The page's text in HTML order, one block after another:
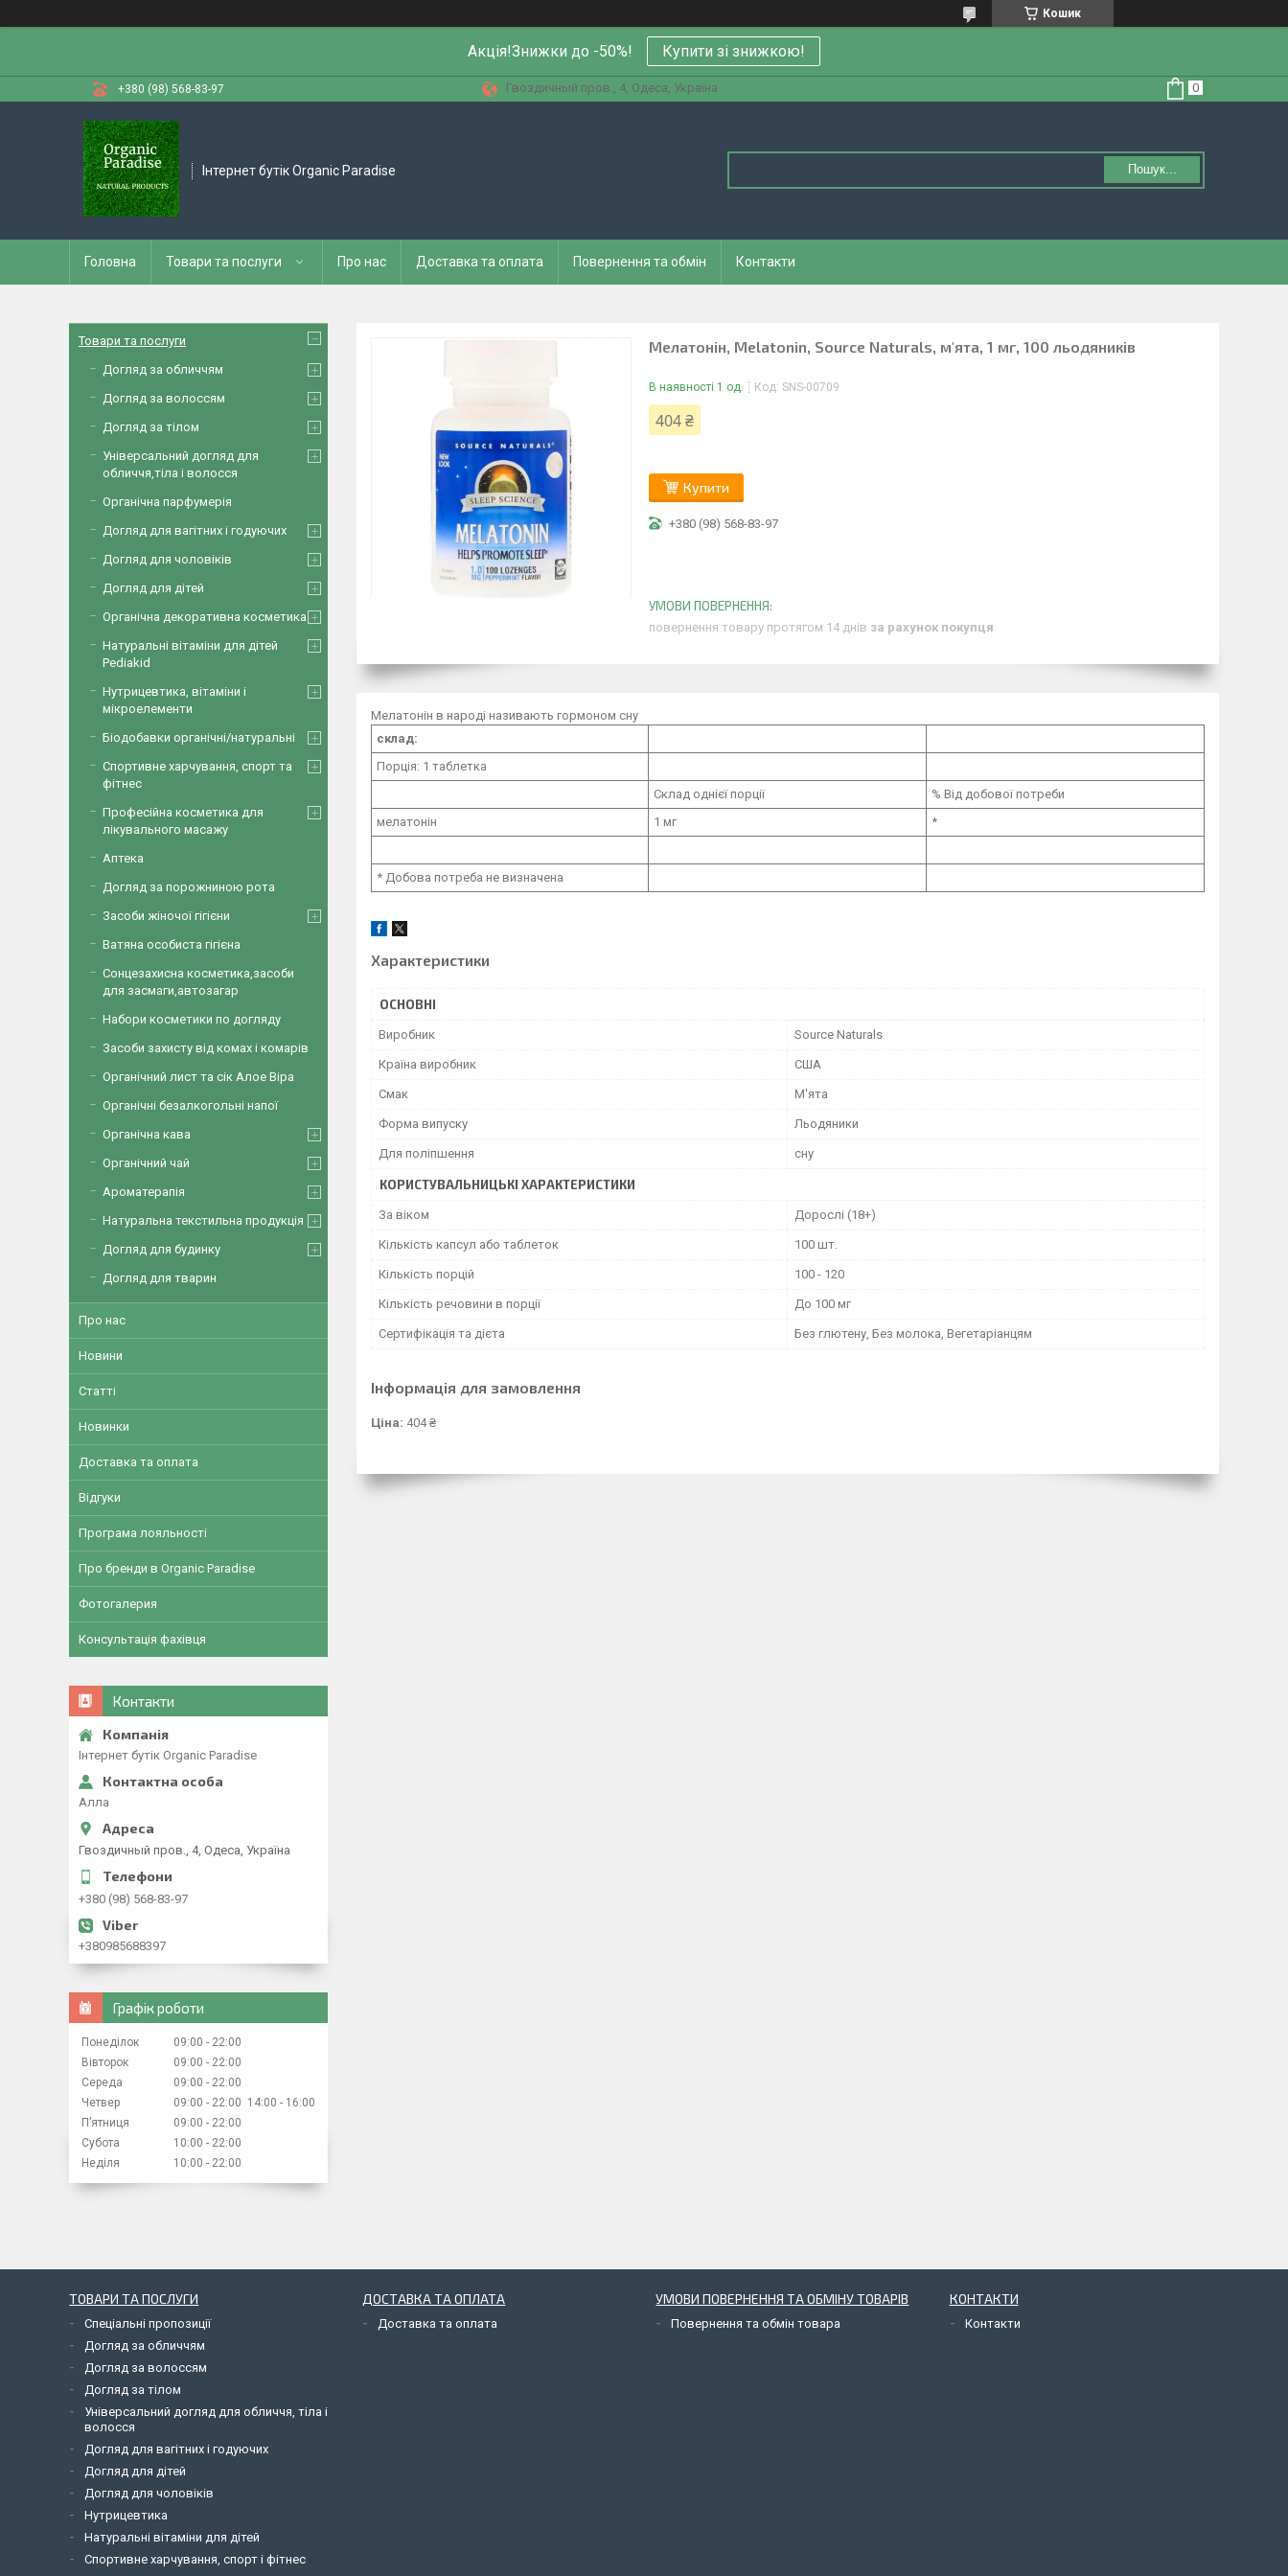
Кошик
Акція!Знижки до -50%! Купити зi знижкою!
+380 (98) 568-83-97 Гвоздичный пров., 4, Одеса, Україна
Інтернет бутік Organic Paradise Пошук...
Головна Товари та послуги Про нас Доставка та оплата Повернення та обмін Контакти
Мелатонін, Melatonin, Source Naturals, м'ята, 1 мг, 100 льодяників
В наявності 1 од. Код: SNS-00709
404 ₴
Купити
+380 (98) 568-83-97
повернення товару протягом 14 днів за рахунок покупця
Мелатонін в народі називають гормоном сну
склад:
Порція: 1 таблетка
Склад однієї порції
% Від добової потреби
мелатонін
1 мг *
* Добова потреба не визначена
Характеристики
ОСНОВНІ
Виробник Source Naturals
Країна виробник США
Смак М'ята
Форма випуску Льодяники
Для поліпшення сну
КОРИСТУВАЛЬНИЦЬКІ ХАРАКТЕРИСТИКИ
За віком Дорослі (18+)
Кількість капсул або таблеток 100 шт.
Кількість порцій 100 - 120
Кількість речовини в порції До 100 мг
Сертифікація та дієта Без глютену, Без молока, Вегетаріанцям
Інформація для замовлення
Ціна: 404 ₴
Товари та послуги
Догляд за обличчям
Догляд за волоссям
Догляд за тілом
Універсальний догляд для
обличчя,тіла і волосся
Органічна парфумерія
Догляд для вагітних і годуючих
Догляд для чоловіків
Догляд для дітей
Органічна декоративна косметика
Натуральні вітаміни для дітей
Pediakid
Нутрицевтика, вітаміни і
мікроелементи
Біодобавки органічні/натуральні
Спортивне харчування, спорт та
фітнес
Професійна косметика для
лікувального масажу
Аптека
Догляд за порожниною рота
Засоби жіночої гігієни
Ватяна особиста гігієна
Сонцезахисна косметика,засоби
для засмаги,автозагар
Набори косметики по догляду
Засоби захисту від комах і комарів
Органічний лист та сік Алое Віра
Органічні безалкогольні напої
Органічна кава
Органічний чай
Ароматерапія
Натуральна текстильна продукція
Догляд для будинку
Догляд для тварин
Про нас
Новини
Статті
Новинки
Доставка та оплата
Відгуки
Програма лояльності
Про бренди в Organic Paradise
Фотогалерия
Консультація фахівця
Контакти
Iнтернет бутiк Organic Paradise
Алла
Гвоздичный пров., 4, Одеса, Україна
+380 (98) 568-83-97
+380985688397
Графік роботи
Понеділок 09:00
22:00
Вівторок
09:00
22:00
Середа
09:00
22:00
Четвер
09:00 22:00 14:00
16:00
Пʼятниця
09:00
22:00
Субота
10:00
22:00
Неділя
10:00 22:00
ТОВАРИ ТА ПОСЛУГИ
Спеціальні пропозиції
Догляд за обличчям
Догляд за волоссям
Догляд за тілом
Універсальний догляд для обличчя, тіла і
волосся
Догляд для вагітних і годуючих
Догляд для дітей
Догляд для чоловіків
Нутрицевтика
Натуральні вітаміни для дітей
Спортивне харчування, спорт і фітнес
ДОСТАВКА ТА ОПЛАТА
Доставка та оплата
УМОВИ ПОВЕРНЕННЯ ТА ОБМІНУ ТОВАРІВ
Повернення та обмін товара
КОНТАКТИ
Контакти